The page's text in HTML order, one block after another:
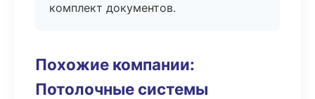
комплект документов.
Похожие компании:
Потолочные системы